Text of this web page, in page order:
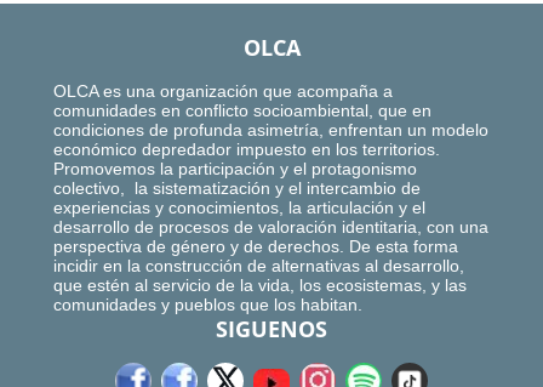
OLCA
OLCA es una organización que acompaña a
comunidades en conflicto socioambiental, que en
condiciones de profunda asimetría, enfrentan un modelo
económico depredador impuesto en los territorios.
Promovemos la participación y el protagonismo
colectivo, la sistematización y el intercambio de
experiencias y conocimientos, la articulación y el
desarrollo de procesos de valoración identitaria, con una
perspectiva de género y de derechos. De esta forma
incidir en la construcción de alternativas al desarrollo,
que estén al servicio de la vida, los ecosistemas, y las
comunidades y pueblos que los habitan.
SIGUENOS